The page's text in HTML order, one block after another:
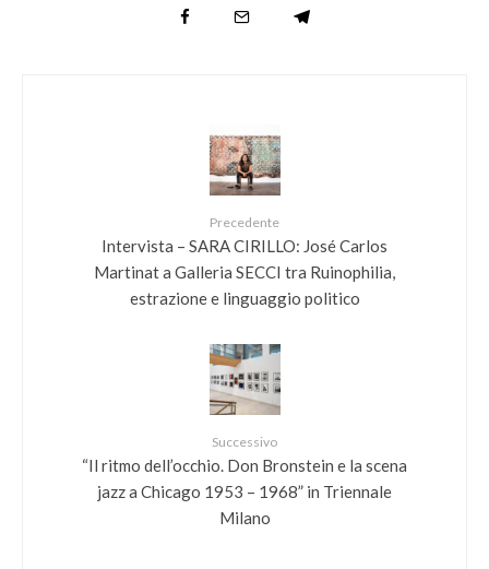
Precedente
Intervista – SARA CIRILLO: José Carlos
Martinat a Galleria SECCI tra Ruinophilia,
estrazione e linguaggio politico
Successivo
“​Il ritmo dell’occhio. Don Bronstein e la scena
jazz a Chicago 1953 – 1968” in Triennale
Milano